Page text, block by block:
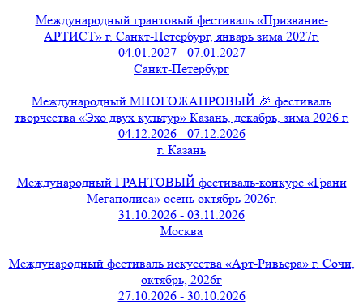
Международный грантовый фестиваль «Призвание-
АРТИСТ» г. Санкт-Петербург, январь зима 2027г.
04.01.2027 - 07.01.2027
Санкт-Петербург
Международный МНОГОЖАНРОВЫЙ 🎉 фестиваль
творчества «Эхо двух культур» Казань, декабрь, зима 2026 г.
04.12.2026 - 07.12.2026
г. Казань
Международный ГРАНТОВЫЙ фестиваль-конкурс «Грани
Мегаполиса» осень октябрь 2026г.
31.10.2026 - 03.11.2026
Москва
Международный фестиваль искусства «Арт-Ривьера» г. Сочи,
октябрь, 2026г
27.10.2026 - 30.10.2026